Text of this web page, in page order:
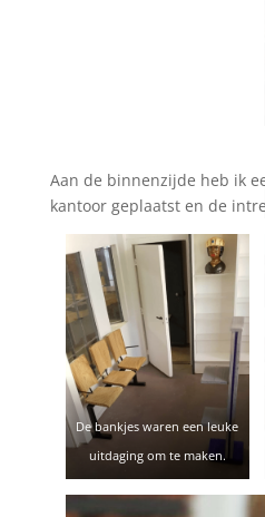
Aan de binnenzijde heb ik
kantoor geplaatst en de
De bankjes waren een leuke
uitdaging om te maken.